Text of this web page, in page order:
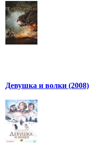
Девушка и волки (2008)